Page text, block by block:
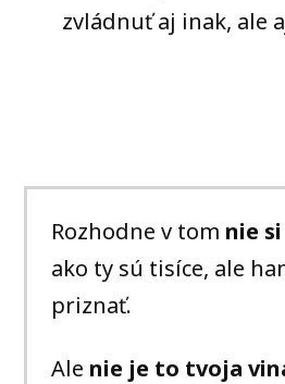
zvládnuť aj inak, ale
Rozhodne v tom nie
ako ty sú tisíce, ale
priznať.
Ale nie je to tvoja